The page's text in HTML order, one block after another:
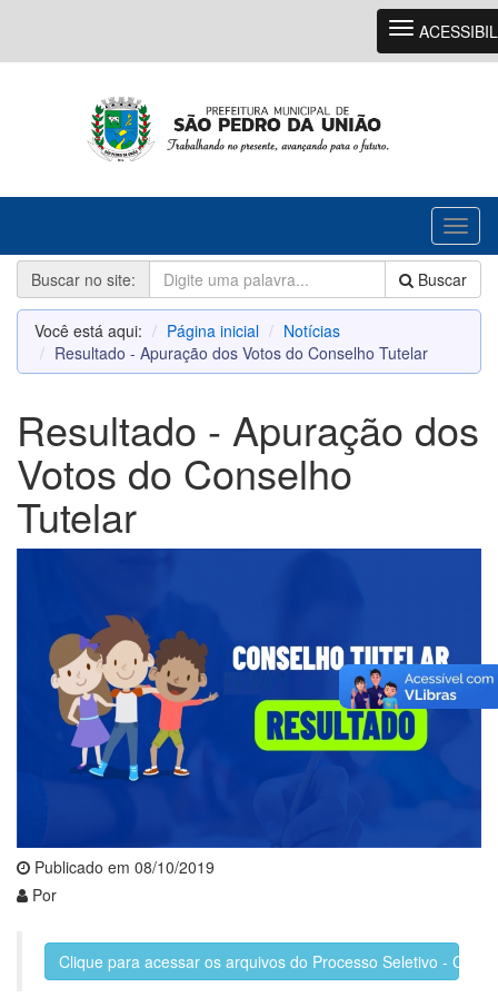
Navegação
Buscar no site:
Buscar
Você está aqui: Página inicial
Notícias
Resultado - Apuração dos Votos do Conselho Tutelar
Resultado - Apuração dos
Votos do Conselho
Tutelar
Publicado em 08/10/2019
Por
Clique para acessar os arquivos do Processo Seletivo -